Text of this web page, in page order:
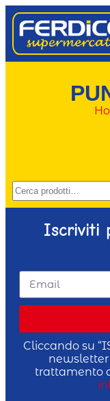
Iscriviti
Cliccando su
trattamento